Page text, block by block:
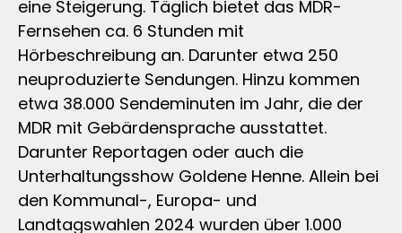
eine Steigerung. Täglich bietet das MDR-
Fernsehen ca. 6 Stunden mit
Hörbeschreibung an. Darunter etwa 250
neuproduzierte Sendungen. Hinzu kommen
etwa 38.000 Sendeminuten im Jahr, die der
MDR mit Gebärdensprache ausstattet.
Darunter Reportagen oder auch die
Unterhaltungsshow Goldene Henne. Allein bei
den Kommunal-, Europa- und
Landtagswahlen 2024 wurden über 1.000